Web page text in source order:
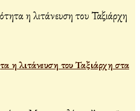
η λιτάνευση του Ταξιάρχη στα